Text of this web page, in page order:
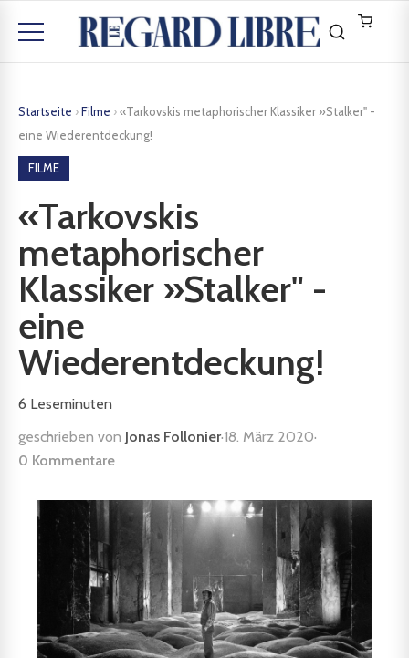
Startseite ›Filme ›«Tarkovskis metaphorischer Klassiker »Stalker" -
eine Wiederentdeckung!
FILME
«Tarkovskis
metaphorischer
Klassiker »Stalker" -
eine
Wiederentdeckung!
6 Leseminuten
geschrieben von Jonas Follonier·18. März 2020·
0 Kommentare